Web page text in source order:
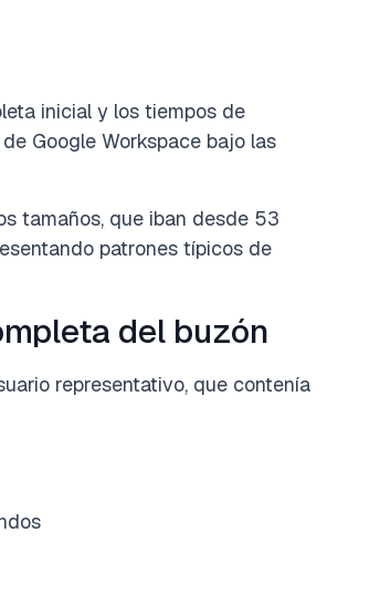
inicial y los tiempos de
Google Workspace bajo las
tamaños, que iban desde 53
patrones típicos de
del buzón
representativo, que contenía